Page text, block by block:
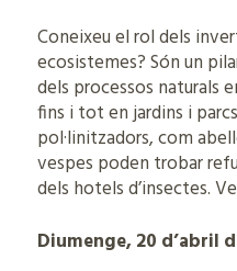
Coneixeu el rol dels
ecosistemes? Són un
dels processos naturals
fins i tot en jardins i
pol·linitzadors, com
vespes poden trobar
dels hotels d’insectes.
Diumenge, 20 d’abril